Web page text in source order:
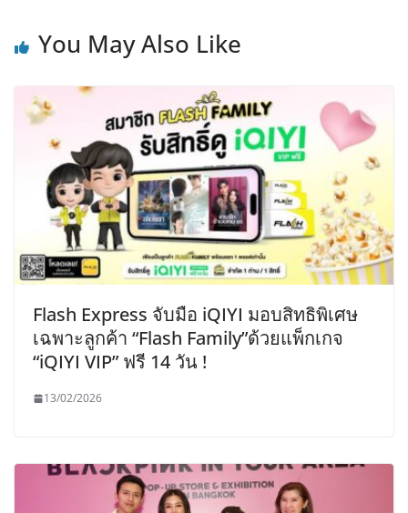
You May Also Like
Flash Express จับมือ iQIYI มอบสิทธิพิเศษ
เฉพาะลูกค้า “Flash Family”ด้วยแพ็กเกจ
“iQIYI VIP” ฟรี 14 วัน !
13/02/2026